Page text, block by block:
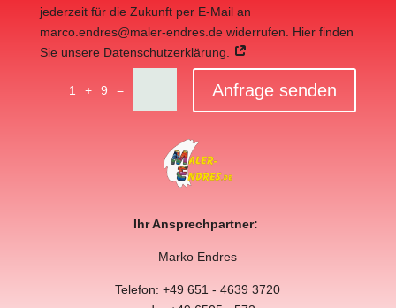
jederzeit für die Zukunft per E-Mail an
marco.endres@maler-endres.de widerrufen. Hier finden
Sie unsere Datenschutzerklärung.
1 + 9 = Anfrage senden
Ihr Ansprechpartner:
Marko Endres
Telefon: +49 651 - 4639 3720